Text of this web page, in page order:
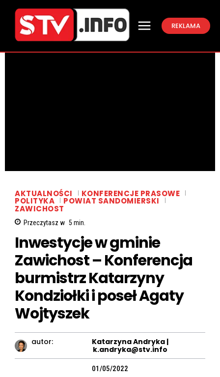
REKLAMA
AKTUALNOŚCI KONFERENCJE PRASOWE
POLITYKA POWIAT SANDOMIERSKI
ZAWICHOST
Przeczytasz w 5 min.
Inwestycje w gminie
Zawichost – Konferencja
burmistrz Katarzyny
Kondziołki i poseł Agaty
Wojtyszek
autor:
Katarzyna Andryka |
k.andryka@stv.info
01/05/2022